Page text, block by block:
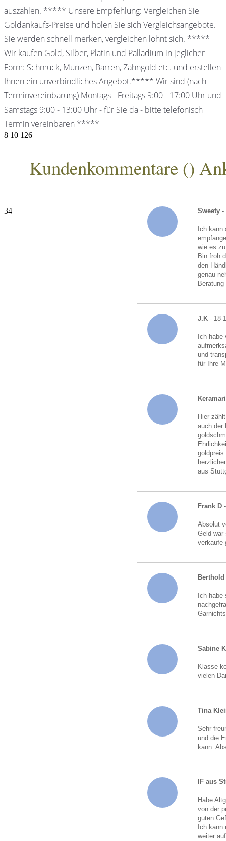
auszahlen. ***** Unsere Empfehlung: Vergleichen Sie
Goldankaufs-Preise und holen Sie sich Vergleichsangebote.
Sie werden schnell merken, vergleichen lohnt sich. *****
Wir kaufen Gold, Silber, Platin und Palladium in jeglicher
Form: Schmuck, Münzen, Barren, Zahngold etc. und erstellen
Ihnen ein unverbindliches Angebot.***** Wir sind (nach
Terminvereinbarung) Montags - Freitags 9:00 - 17:00 Uhr und
Samstags 9:00 - 13:00 Uhr - für Sie da - bitte telefonisch
Termin vereinbaren *****
8 10 126
Kundenkommentare ()
Sweety -
Ich
wie es
Bin froh
den
genau
Beratung
J.K - 18-
Ich
und
für Ihre
Hier
auch der
goldpreis
aus
Frank D
Absolut
Geld war
verkaufe
Ich
Sabine
Klasse
vielen
Tina
Sehr
und die
kann.
IF aus
Habe
von der
guten
Ich kann
weiter
34